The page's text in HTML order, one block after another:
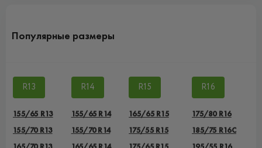
Популярные размеры
R13
155/65 R13
155/70 R13
R14
155/65 R14
155/70 R14
R15
165/65 R15
175/55 R15
R16
175/80 R16
185/75 R16C